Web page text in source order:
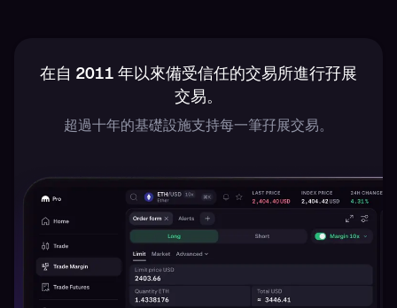
在自 2011 年以來備受信任的交易所進行孖展
交易。
超過十年的基礎設施支持每一筆孖展交易。